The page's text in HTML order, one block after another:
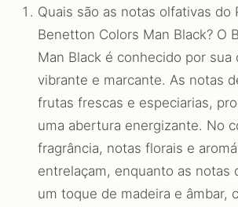
Quais são as notas olfativas do
Benetton Colors Man Black? O
Man Black é conhecido por sua
vibrante e marcante. As notas
frutas frescas e especiarias,
uma abertura energizante. No
fragrância, notas florais e
entrelaçam, enquanto as notas
um toque de madeira e âmbar,